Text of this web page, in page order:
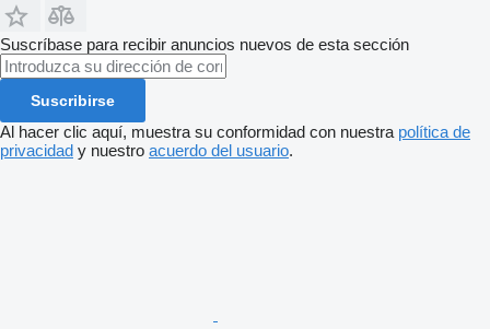
Suscríbase para recibir anuncios nuevos de esta sección
Suscribirse
Al hacer clic aquí, muestra su conformidad con nuestra política de
privacidad y nuestro acuerdo del usuario.